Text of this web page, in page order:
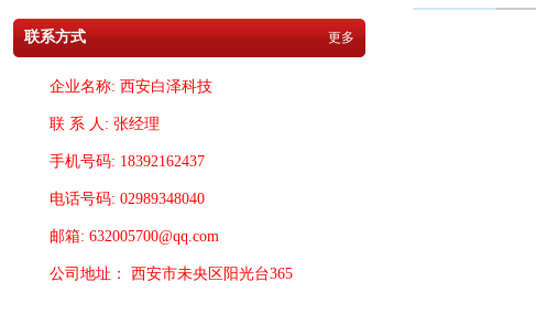
联系方式 更多
企业名称: 西安白泽科技
联 系 人: 张经理
手机号码: 18392162437
电话号码: 02989348040
邮箱: 632005700@qq.com
公司地址： 西安市未央区阳光台365